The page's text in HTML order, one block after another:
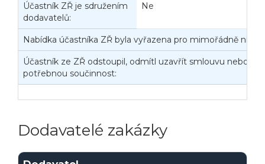
Účastník ZŘ je sdružením
dodavatelů:
Ne
Nabídka účastníka ZŘ byla vyřazena pro mimořádně
Účastník ze ZŘ odstoupil, odmítl uzavřít smlouvu nebo
potřebnou součinnost:
Dodavatelé zakázky